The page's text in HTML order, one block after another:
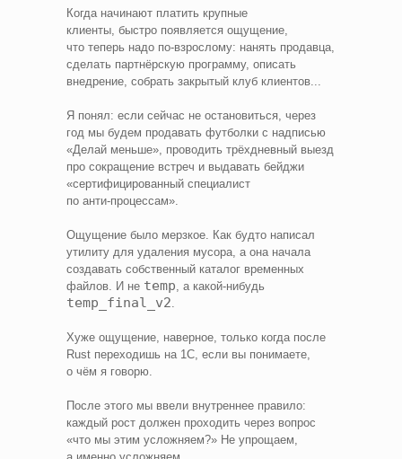
Когда начинают платить крупные
клиенты, быстро появляется ощущение,
что теперь надо по‑взрослому: нанять продавца,
сделать партнёрскую программу, описать
внедрение, собрать закрытый клуб клиентов...
Я понял: если сейчас не остановиться, через
год мы будем продавать футболки с надписью
«Делай меньше», проводить трёхдневный выезд
про сокращение встреч и выдавать бейджи
«сертифицированный специалист
по анти‑процессам».
Ощущение было мерзкое. Как будто написал
утилиту для удаления мусора, а она начала
создавать собственный каталог временных
файлов. И не temp, а какой‑нибудь
temp_final_v2.
Хуже ощущение, наверное, только когда после
Rust переходишь на 1С, если вы понимаете,
о чём я говорю.
После этого мы ввели внутреннее правило:
каждый рост должен проходить через вопрос
«что мы этим усложняем?» Не упрощаем,